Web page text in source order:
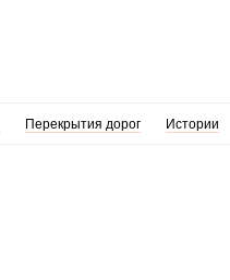
Перекрытия дорог Истории